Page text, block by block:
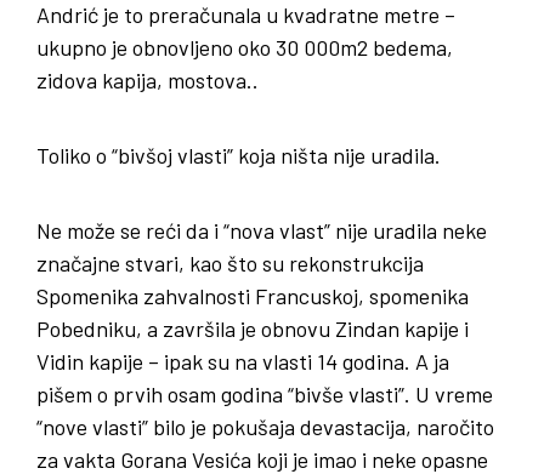
Andrić je to preračunala u kvadratne metre –
ukupno je obnovljeno oko 30 000m2 bedema,
zidova kapija, mostova..
Toliko o “bivšoj vlasti” koja ništa nije uradila.
Ne može se reći da i “nova vlast” nije uradila neke
značajne stvari, kao što su rekonstrukcija
Spomenika zahvalnosti Francuskoj, spomenika
Pobedniku, a završila je obnovu Zindan kapije i
Vidin kapije – ipak su na vlasti 14 godina. A ja
pišem o prvih osam godina “bivše vlasti”. U vreme
“nove vlasti” bilo je pokušaja devastacija, naročito
za vakta Gorana Vesića koji je imao i neke opasne